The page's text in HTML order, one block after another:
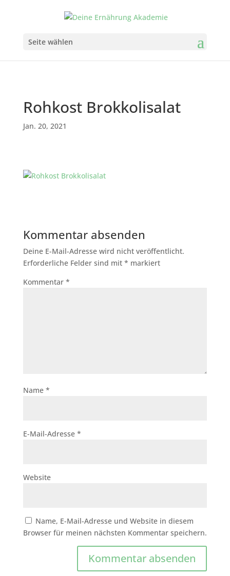
Seite wählen
Rohkost Brokkolisalat
Jan. 20, 2021
Kommentar absenden
Deine E-Mail-Adresse wird nicht veröffentlicht.
Erforderliche Felder sind mit * markiert
Kommentar *
Name *
E-Mail-Adresse *
Website
Name, E-Mail-Adresse und Website in diesem
Browser für meinen nächsten Kommentar speichern.